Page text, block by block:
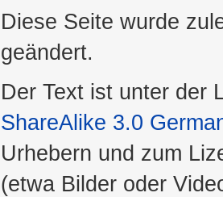
Diese Seite wurde
geändert.
Der Text ist unter der
ShareAlike 3.0
Urhebern und zum
(etwa Bilder oder